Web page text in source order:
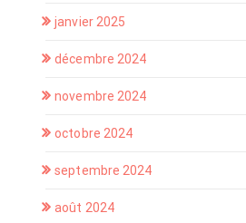
janvier 2025
décembre 2024
novembre 2024
octobre 2024
septembre 2024
août 2024